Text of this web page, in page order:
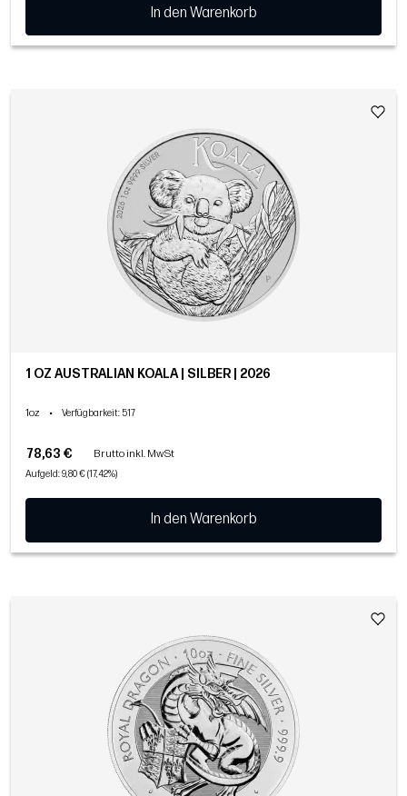
In den Warenkorb
1 OZ AUSTRALIAN KOALA | SILBER | 2026
1oz • Verfügbarkeit: 517
78,63 € Brutto inkl. MwSt
Aufgeld: 9,80 € (17,42%)
In den Warenkorb